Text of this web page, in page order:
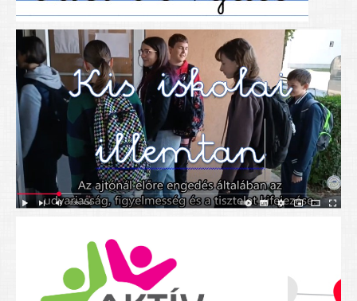
SZÜLŐKNEK
Google Tanterem, Classroom - útmutató diákoknak
Tanév rendje
Étkezés befizetése
Étlap
eKréta
Diákigazolvány igénylése
Mindennapos testnevelés
Tartós tankönyvek
Nyolcadikosainknak
Kréta szülői segédlet